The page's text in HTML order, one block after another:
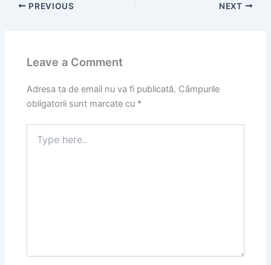
PREVIOUS NEXT
Leave a Comment
Adresa ta de email nu va fi publicată. Câmpurile
obligatorii sunt marcate cu *
here..